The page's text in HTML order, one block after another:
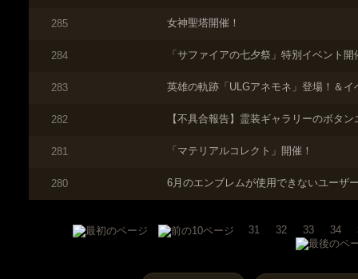
285 女神聖塔開催！
284 「サファイアの七夕祭」特別イベント開
283 英雄の軌跡「ULGアネモネ」登場！＆イ
282 【不具合報告】霊装ギャラリーのボタ
281 「マテリアルコレクト」開催！
280 6月のエンブレムが使用できないユーザ
31 32 33 34